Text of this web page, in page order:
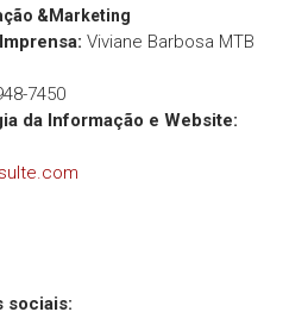
&Marketing
Viviane Barbosa MTB
7450
da Informação e Website:
sociais: